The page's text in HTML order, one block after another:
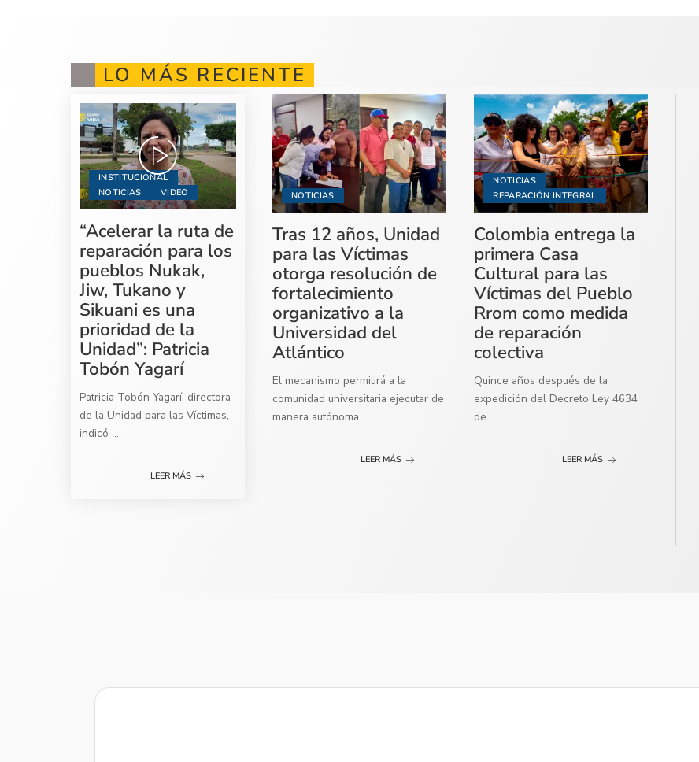
LO MÁS RECIENTE
INSTITUCIONAL
NOTICIAS
VIDEO
“Acelerar la ruta de
reparación para los
pueblos Nukak,
Jiw, Tukano y
Sikuani es una
prioridad de la
Unidad”: Patricia
Tobón Yagarí
Patricia Tobón Yagarí, directora
de la Unidad para las Víctimas,
indicó ...
LEER MÁS
NOTICIAS
Tras 12 años, Unidad
para las Víctimas
otorga resolución de
fortalecimiento
organizativo a la
Universidad del
Atlántico
El mecanismo permitirá a la
comunidad universitaria ejecutar de
manera autónoma ...
LEER MÁS
NOTICIAS
REPARACIÓN INTEGRAL
Colombia entrega la
primera Casa
Cultural para las
Víctimas del Pueblo
Rrom como medida
de reparación
colectiva
Quince años después de la
expedición del Decreto Ley 4634
de ...
LEER MÁS